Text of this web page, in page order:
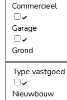
Commercieel
Garage
Grond
Type vastgoed
Nieuwbouw